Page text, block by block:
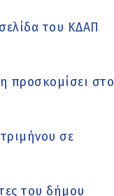
του ΚΔΑΠ
προσκομίσει στο
σε
του δήμου